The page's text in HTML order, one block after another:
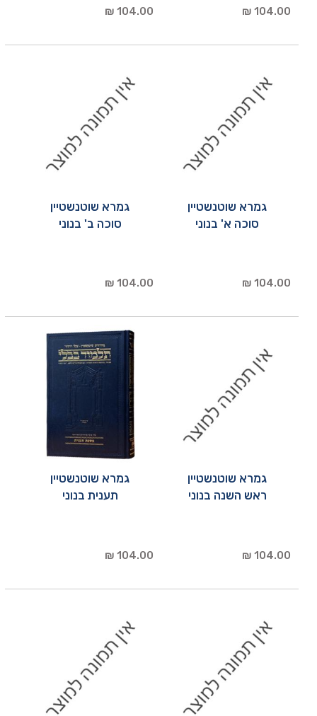
104.00 ₪
104.00 ₪
גמרא שוטנשטיין
סוכה א' בנוני
104.00 ₪
גמרא שוטנשטיין
סוכה ב' בנוני
104.00 ₪
גמרא שוטנשטיין
ראש השנה בנוני
104.00 ₪
גמרא שוטנשטיין
תענית בנוני
104.00 ₪